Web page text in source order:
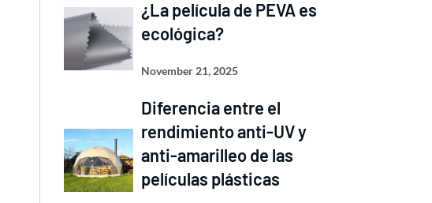
¿La película de PEVA es
ecológica?
November 21, 2025
Diferencia entre el
rendimiento anti-UV y
anti-amarilleo de las
películas plásticas